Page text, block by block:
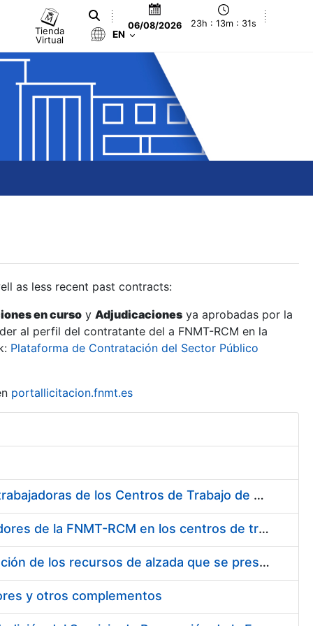
Tienda
Virtual
06/08/2026 23h : 13m : 31s
EN
as less recent past contracts:
en curso y Adjudicaciones ya aprobadas por la
al perfil del contratante del a FNMT-RCM en la
Plataforma de Contratación del Sector Público
portallicitacion.fnmt.es
Suministro de Protectores Auditivos a medida para las personas trabajadoras de los Centros de Trabajo de Madrid y Burgos
Suministro de gafas graduadas antiproyecciones para los trabajadores de la FNMT-RCM en los centros de trabajo de Madrid y Burgos
Servicios de una empresa externa para el asesoramiento y resolución de los recursos de alzada que se presentan relacionados con procesos de selección para la FNMT-RCM
y otros complementos